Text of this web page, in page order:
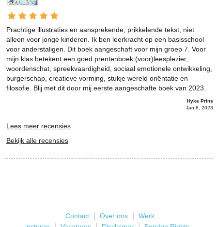
Prachtige illustraties en aansprekende, prikkelende tekst, niet
alleen voor jonge kinderen. Ik ben leerkracht op een basisschool
voor anderstaligen. Dit boek aangeschaft voor mijn groep 7. Voor
mijn klas betekent een goed prentenboek:(voor)leesplezier,
woordenschat, spreekvaardigheid, sociaal emotionele ontwikkeling,
burgerschap, creatieve vorming, stukje wereld oriëntatie en
filosofie. Blij met dit door mij eerste aangeschafte boek van 2023.
Hyke Prins
Jan 8, 2023
Lees meer recensies
Bekijk alle recensies
Contact Over ons
Werk